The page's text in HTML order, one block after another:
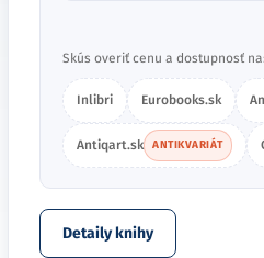
Skús overiť cenu a dostupnosť na:
Inlibri Eurobooks.sk
Antiqart.sk ANTIKVARIÁT
Detaily knihy